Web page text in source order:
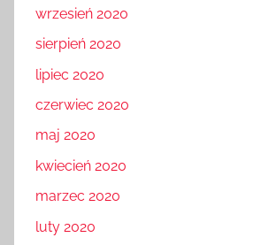
wrzesień 2020
sierpień 2020
lipiec 2020
czerwiec 2020
maj 2020
kwiecień 2020
marzec 2020
luty 2020